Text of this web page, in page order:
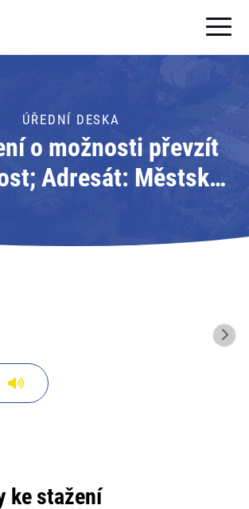
OBECNÍ ÚŘAD
PRO OBČANY
Formuláře ke stažení
PRO TURISTY
ÚŘEDNÍ DESKA
o možnosti převzít
Adresát: Městský
ke stažení